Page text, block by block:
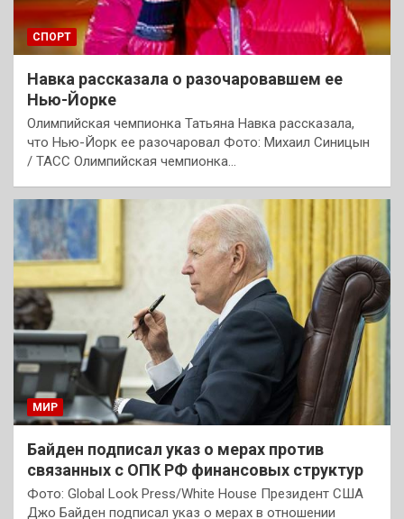
СПОРТ
Навка рассказала о разочаровавшем ее
Нью-Йорке
Олимпийская чемпионка Татьяна Навка рассказала,
что Нью-Йорк ее разочаровал Фото: Михаил Синицын
/ ТАСС Олимпийская чемпионка…
МИР
Байден подписал указ о мерах против
связанных с ОПК РФ финансовых структур
Фото: Global Look Press/White House Президент США
Джо Байден подписал указ о мерах в отношении